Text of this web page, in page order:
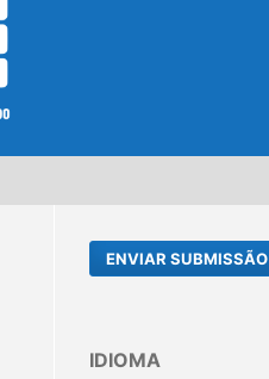
ENVIAR SUBMISSÃO
IDIOMA